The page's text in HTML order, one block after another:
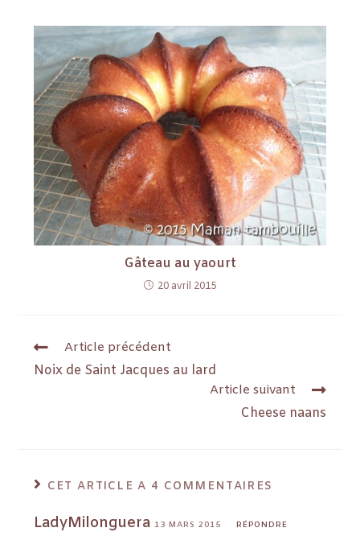
Gâteau au yaourt
20 avril 2015
Article précédent
Noix de Saint Jacques au lard
Article suivant
Cheese naans
CET ARTICLE A 4 COMMENTAIRES
LadyMilonguera 13 MARS 2015 RÉPONDRE